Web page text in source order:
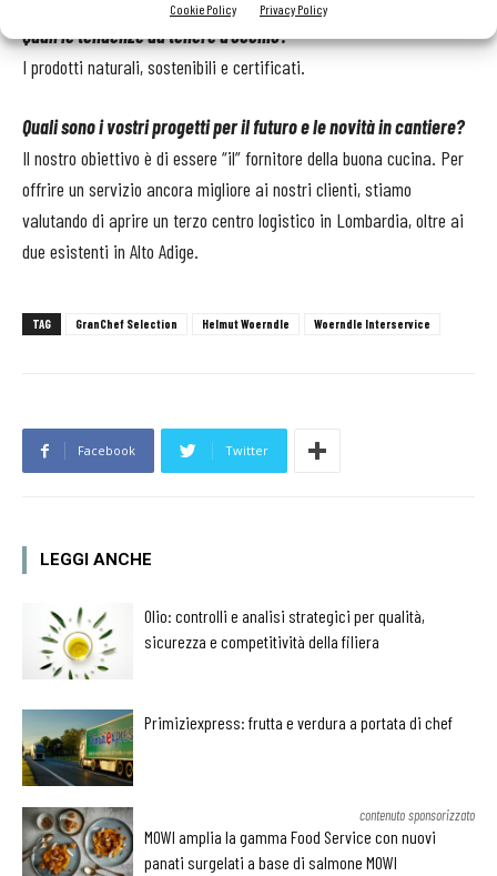
Cookie Policy Privacy Policy
Quali le tendenze da tenere d’occhio?
I prodotti naturali, sostenibili e certificati.
Quali sono i vostri progetti per il futuro e le novità in cantiere?
Il nostro obiettivo è di essere “il” fornitore della buona cucina. Per
offrire un servizio ancora migliore ai nostri clienti, stiamo
valutando di aprire un terzo centro logistico in Lombardia, oltre ai
due esistenti in Alto Adige.
TAG GranChef Selection Helmut Woerndle Woerndle Interservice
Facebook Twitter
LEGGI ANCHE
Olio: controlli e analisi strategici per qualità,
sicurezza e competitività della filiera
Primiziexpress: frutta e verdura a portata di chef
contenuto sponsorizzato
MOWI amplia la gamma Food Service con nuovi
panati surgelati a base di salmone MOWI